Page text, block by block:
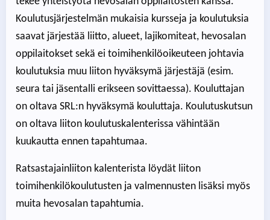
Koulutusjärjestelmän mukaisia kursseja ja koulutuksia
saavat järjestää liitto, alueet, lajikomiteat, hevosalan
oppilaitokset sekä ei toimihenkilöoikeuteen johtavia
koulutuksia muu liiton hyväksymä järjestäjä (esim.
seura tai jäsentalli erikseen sovittaessa). Kouluttajan
on oltava SRL:n hyväksymä kouluttaja. Koulutuskutsun
on oltava liiton koulutuskalenterissa vähintään
kuukautta ennen tapahtumaa.
Ratsastajainliiton kalenterista löydät liiton
toimihenkilökoulutusten ja valmennusten lisäksi myös
muita hevosalan tapahtumia.